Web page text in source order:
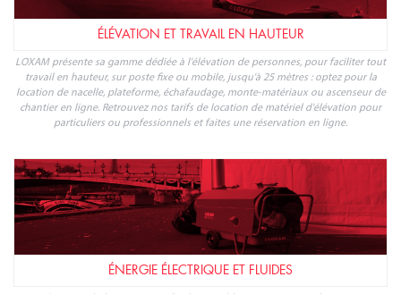
ÉLÉVATION ET TRAVAIL EN HAUTEUR
LOXAM présente sa gamme dédiée à l'élévation de personnes, pour faciliter tout
travail en hauteur, sur poste fixe ou mobile, jusqu'à 25 mètres : optez pour la
location de nacelle, plateforme, échafaudage, monte-matériaux ou ascenseur de
chantier en ligne. Retrouvez nos tarifs de location de matériel d'élévation pour
particuliers ou professionnels et faites une réservation en ligne.
ÉNERGIE ÉLECTRIQUE ET FLUIDES